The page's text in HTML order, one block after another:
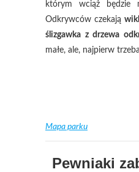
którym wciąż będzie
Odkrywców czekają
ślizgawka z drzewa
małe, ale, najpierw
Mapa parku
Pewniaki